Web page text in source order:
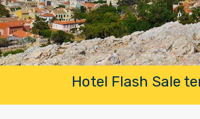
Hotel Flash Sale